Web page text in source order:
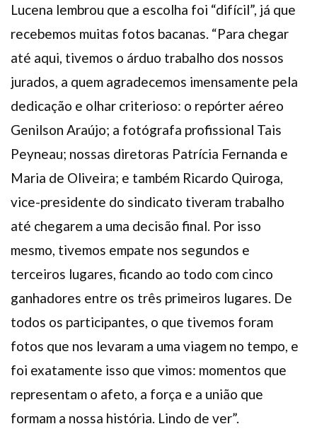
Lucena lembrou que a escolha foi “difícil”, já que
recebemos muitas fotos bacanas. “Para chegar
até aqui, tivemos o árduo trabalho dos nossos
jurados, a quem agradecemos imensamente pela
dedicação e olhar criterioso: o repórter aéreo
Genilson Araújo; a fotógrafa profissional Tais
Peyneau; nossas diretoras Patrícia Fernanda e
Maria de Oliveira; e também Ricardo Quiroga,
vice-presidente do sindicato tiveram trabalho
até chegarem a uma decisão final. Por isso
mesmo, tivemos empate nos segundos e
terceiros lugares, ficando ao todo com cinco
ganhadores entre os três primeiros lugares. De
todos os participantes, o que tivemos foram
fotos que nos levaram a uma viagem no tempo, e
foi exatamente isso que vimos: momentos que
representam o afeto, a força e a união que
formam a nossa história. Lindo de ver”.